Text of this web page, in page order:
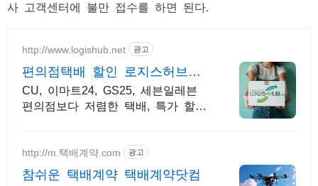
사 고객센터에 불만 접수를 하면 된다.
http://www.logishub.net 광고
편의점택배 할인 로지스허브
365일 편의점택배 예약!
CU, 이마트24, GS25, 세븐일레븐
편의점보다 저렴한 택배, 특가 할인
http://m.택배계약.com 광고
참쉬운 택배계약 택배계약닷컴